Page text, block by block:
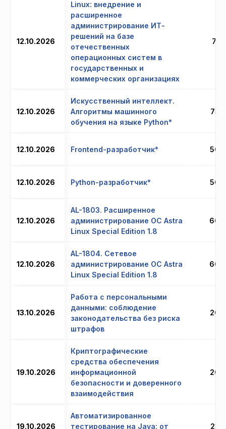
12.10.2026
Linux: внедрение и
расширенное
администрирование ИТ-
решений на базе
отечественных
операционных систем в
государственных и
коммерческих организациях
71
12.10.2026
Искусственный интеллект.
Алгоритмы машинного
обучения на языке Python*
75
12.10.2026 Frontend-разработчик* 50
12.10.2026 Python-разработчик* 50
12.10.2026
AL-1803. Расширенное
администрирование ОС Astra
Linux Special Edition 1.8
60
12.10.2026
AL-1804. Сетевое
администрирование ОС Astra
Linux Special Edition 1.8
60
13.10.2026
Работа с персональными
данными: соблюдение
законодательства без риска
штрафов
20
19.10.2026
Криптографические
средства обеспечения
информационной
безопасности и доверенного
взаимодействия
20
19.10.2026
Автоматизированное
тестирование на Java: от
23